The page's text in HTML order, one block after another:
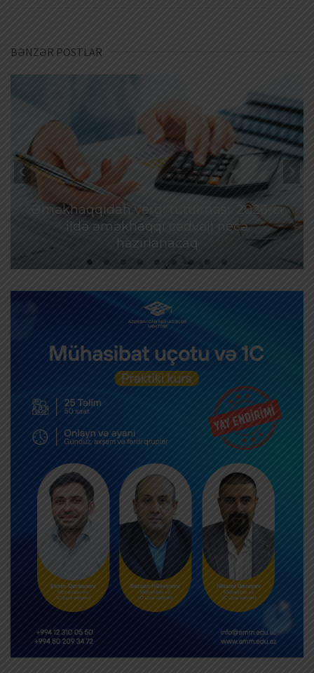
BƏNZƏR POSTLAR
Əməkhaqqıdan vergi tutulması: 2026-cı
ildə əməkhaqqı cədvəli necə
hazırlanacaq